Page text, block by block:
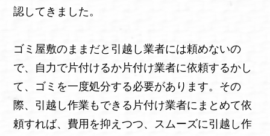
認してきました。
ゴミ屋敷のままだと引越し業者には頼めないの
で、自力で片付けるか片付け業者に依頼するかし
て、ゴミを一度処分する必要があります。その
際、引越し作業もできる片付け業者にまとめて依
頼すれば、費用を抑えつつ、スムーズに引越し作